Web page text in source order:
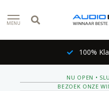
MENU
100%
NU OPEN •
BEZOEK ONZE